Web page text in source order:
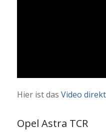
Hier ist das Video
Opel Astra TCR